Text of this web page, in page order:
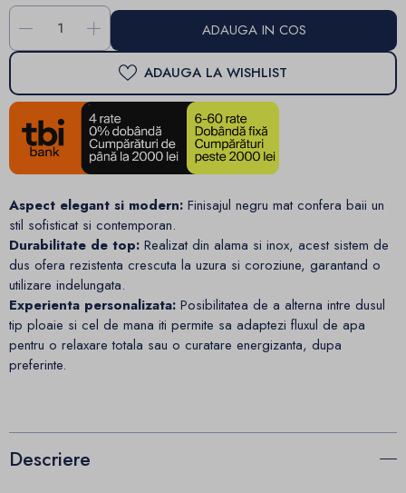
- + ADAUGA IN COS
ADAUGA LA WISHLIST
Aspect elegant si modern: Finisajul negru mat confera baii un
stil sofisticat si contemporan.
Durabilitate de top: Realizat din alama si inox, acest sistem de
dus ofera rezistenta crescuta la uzura si coroziune, garantand o
utilizare indelungata.
Experienta personalizata: Posibilitatea de a alterna intre dusul
tip ploaie si cel de mana iti permite sa adaptezi fluxul de apa
pentru o relaxare totala sau o curatare energizanta, dupa
preferinte.
Descriere